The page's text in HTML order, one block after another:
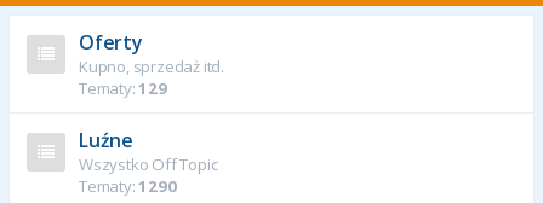
Oferty
Kupno, sprzedaż itd.
Tematy:129
Luźne
Wszystko Off Topic
Tematy:1290